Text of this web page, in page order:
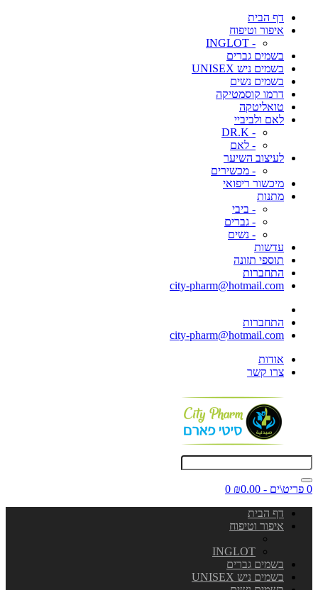
דף הבית
איפור וטיפוח
- INGLOT
בשמים גברים
בשמים ניש UNISEX
בשמים נשים
דרמו קוסמטיקה
טואליטקה
לאם ולביביי
- DR.K
- לאם
לעיצוב השיער
- מכשירים
מיכשור ריפואי
מתנות
- ביבי
- גברים
- נשים
עדשות
תוספי תזונה
התחברות
city-pharm@hotmail.com
התחברות
city-pharm@hotmail.com
אודות
צרו קשר
0 פריט\ים - ₪0.00
0
דף הבית
איפור וטיפוח
INGLOT
בשמים גברים
בשמים ניש UNISEX